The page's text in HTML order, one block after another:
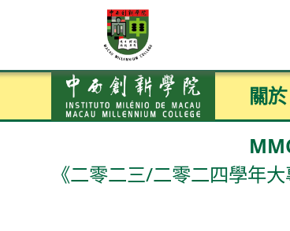
關於
《二零二三/二零二四學年